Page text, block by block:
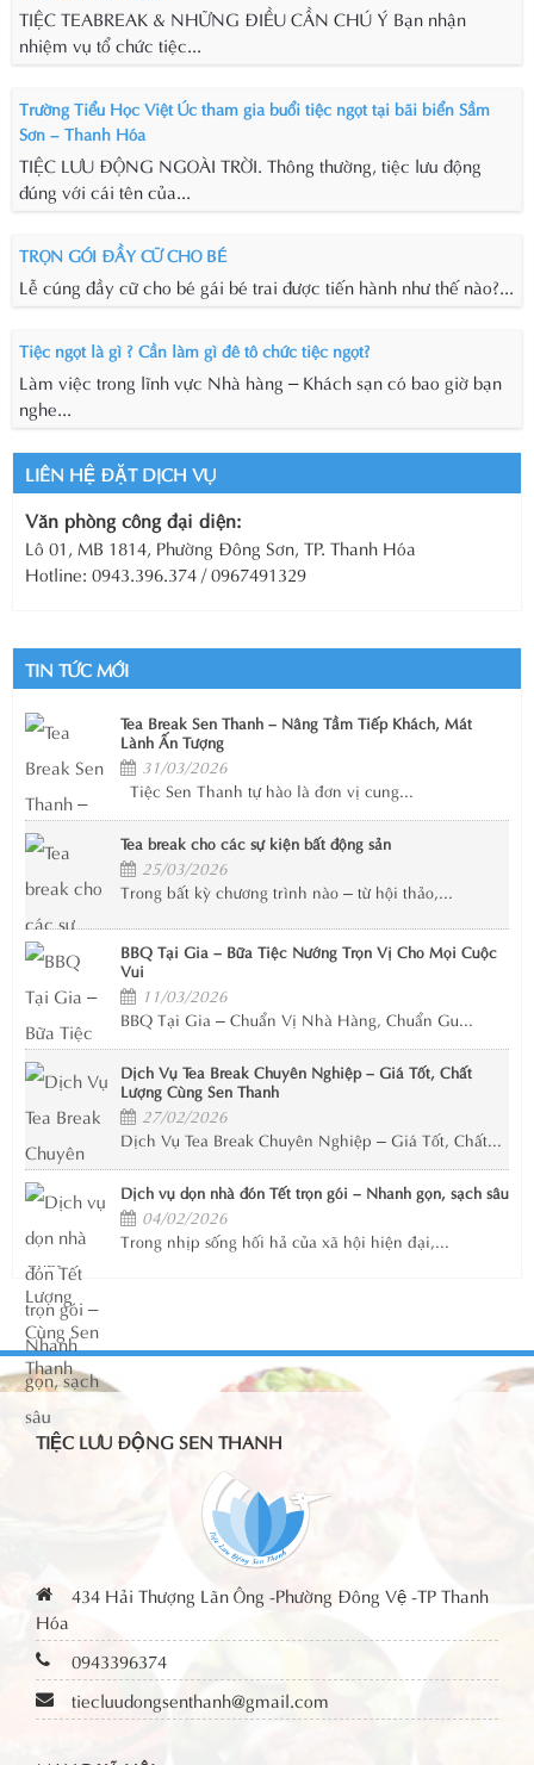
TIỆC TEABREAK & NHỮNG ĐIỀU CẦN CHÚ Ý Bạn nhận
nhiệm vụ tổ chức tiệc...
Trường Tiểu Học Việt Úc tham gia buổi tiệc ngọt tại bãi biển Sầm
Sơn – Thanh Hóa
TIỆC LƯU ĐỘNG NGOÀI TRỜI. Thông thường, tiệc lưu động
đúng với cái tên của...
TRỌN GÓI ĐẦY CỮ CHO BÉ
Lễ cúng đầy cữ cho bé gái bé trai được tiến hành như thế nào?...
Tiệc ngọt là gì ? Cần làm gì đê tô chức tiệc ngọt?
Làm việc trong lĩnh vực Nhà hàng – Khách sạn có bao giờ bạn
nghe...
LIÊN HỆ ĐẶT DỊCH VỤ
Văn phòng công đại diện:
Lô 01, MB 1814, Phường Đông Sơn, TP. Thanh Hóa
Hotline: 0943.396.374 / 0967491329
TIN TỨC MỚI
Tea Break Sen Thanh – Nâng Tầm Tiếp Khách, Mát
Lành Ấn Tượng
31/03/2026
Tiệc Sen Thanh tự hào là đơn vị cung...
Tea break cho các sự kiện bất động sản
25/03/2026
Trong bất kỳ chương trình nào – từ hội thảo,...
BBQ Tại Gia – Bữa Tiệc Nướng Trọn Vị Cho Mọi Cuộc
Vui
11/03/2026
BBQ Tại Gia – Chuẩn Vị Nhà Hàng, Chuẩn Gu...
Dịch Vụ Tea Break Chuyên Nghiệp – Giá Tốt, Chất
Lượng Cùng Sen Thanh
27/02/2026
Dịch Vụ Tea Break Chuyên Nghiệp – Giá Tốt, Chất...
Dịch vụ dọn nhà đón Tết trọn gói – Nhanh gọn, sạch sâu
04/02/2026
Trong nhịp sống hối hả của xã hội hiện đại,...
TIỆC LƯU ĐỘNG SEN THANH
434 Hải Thượng Lãn Ông -Phường Đông Vệ -TP Thanh
Hóa
0943396374
tiecluudongsenthanh@gmail.com